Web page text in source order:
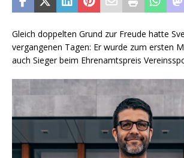
Gleich doppelten Grund zur Freude hatte
vergangenen Tagen: Er wurde zum ersten
auch Sieger beim Ehrenamtspreis